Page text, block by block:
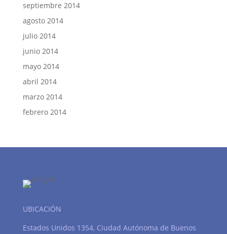
septiembre 2014
agosto 2014
julio 2014
junio 2014
mayo 2014
abril 2014
marzo 2014
febrero 2014
UBICACIÓN
Estados Unidos 1354, Ciudad Autónoma de Buenos